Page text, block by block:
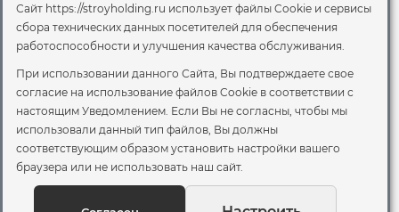
2-й Иртышский проезд,
территория 2А стр.3
Офис
Москва, ул. Вятская, 49с1
© 2026 Стройхолдинг | г. Москва
Договор оферта
Сайт https://stroyholding.ru использует файлы Cookie и сервисы
сбора технических данных посетителей для обеспечения
работоспособности и улучшения качества обслуживания.
При использовании данного Сайта, Вы подтверждаете свое
согласие на использование файлов Cookie в соответствии с
настоящим Уведомлением. Если Вы не согласны, чтобы мы
использовали данный тип файлов, Вы должны
соответствующим образом установить настройки вашего
браузера или не использовать наш сайт.